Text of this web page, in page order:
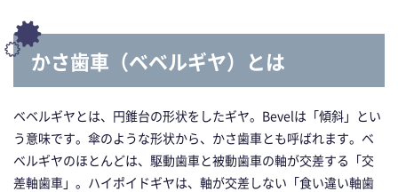
かさ歯車（ベベルギヤ）とは
ベベルギヤとは、円錐台の形状をしたギヤ。Bevelは「傾斜」とい
う意味です。傘のような形状から、かさ歯車とも呼ばれます。ベ
ベルギヤのほとんどは、駆動歯車と被動歯車の軸が交差する「交
差軸歯車」。ハイポイドギヤは、軸が交差しない「食い違い軸歯